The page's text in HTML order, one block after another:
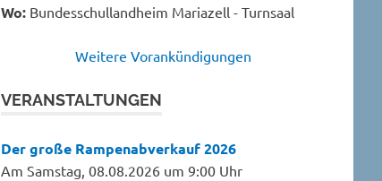
Wo: Bundesschullandheim Mariazell - Turnsaal
Weitere Vorankündigungen
VERANSTALTUNGEN
Der große Rampenabverkauf 2026
Am Samstag, 08.08.2026 um 9:00 Uhr